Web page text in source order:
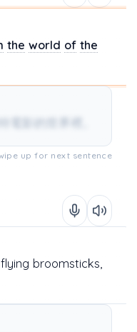
the world of the
電影的世界裡。
up for next sentence
flying broomsticks,